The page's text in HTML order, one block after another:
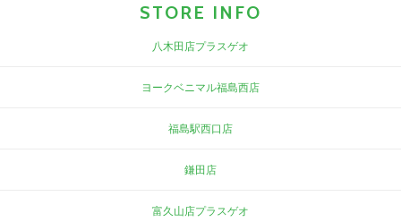
STORE INFO
八木田店プラスゲオ
ヨークベニマル福島西店
福島駅西口店
鎌田店
富久山店プラスゲオ